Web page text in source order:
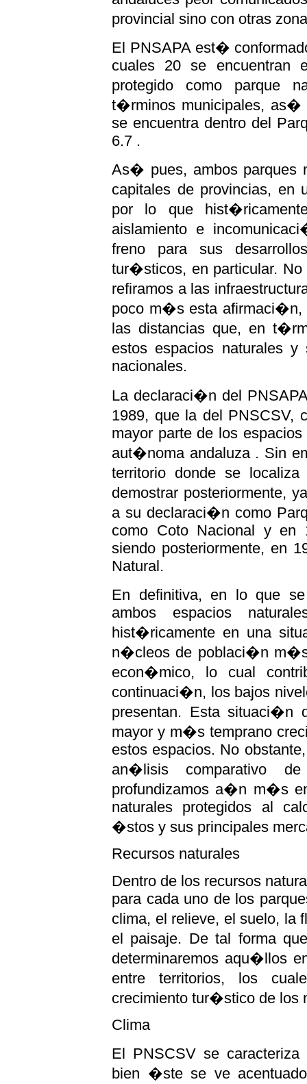
provincial sino con otras
El PNSAPA est�
cuales 20 se encuentran
protegido como parque
t�rminos municipales, as�
se encuentra dentro del
6.7 .
As� pues, ambos parques
capitales de provincias,
por lo que
aislamiento e
freno para sus
tur�sticos, en particular. No
refiramos a las
poco m�s esta afirmaci�n,
las distancias que, en
estos espacios naturales
nacionales.
La declaraci�n del
1989, que la del PNSCSV,
mayor parte de los
aut�noma andaluza . Sin
territorio donde se
demostrar posteriormente,
a su declaraci�n como
como Coto Nacional y en
siendo posteriormente, en
Natural.
En definitiva, en lo que
ambos espacios
hist�ricamente en una
n�cleos de poblaci�n m�s
econ�mico, lo cual
continuaci�n, los bajos
presentan. Esta situaci�n
mayor y m�s temprano
estos espacios. No
an�lisis comparativo
profundizamos a�n m�s
naturales protegidos al
�stos y sus principales
Recursos naturales
Dentro de los recursos
para cada uno de los
clima, el relieve, el suelo, la
el paisaje. De tal forma
determinaremos aqu�llos
entre territorios, los
crecimiento tur�stico de los
Clima
El PNSCSV se
bien �ste se ve